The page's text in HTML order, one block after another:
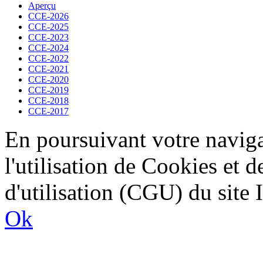
Aperçu
CCE-2026
CCE-2025
CCE-2023
CCE-2024
CCE-2022
CCE-2021
CCE-2020
CCE-2019
CCE-2018
CCE-2017
En poursuivant votre
l'utilisation de Cookies et
d'utilisation (CGU) du site
Ok